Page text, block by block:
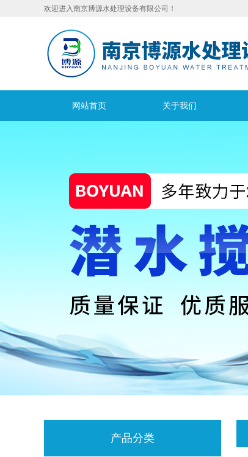
欢迎进入南京博源水处理设备有限公司！
网站首页 关于我们
产品分类